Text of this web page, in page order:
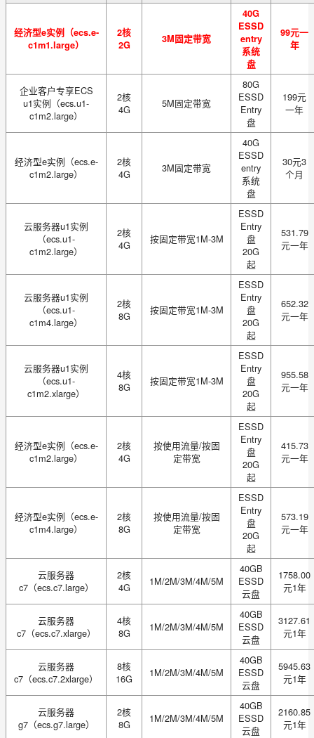
经济型e实例（ecs.e-
c1m1.large）
2核
2G
3M固定带宽
40G
ESSD
entry
系统
盘
99元一
年
企业客户专享ECS
u1实例（ecs.u1-
c1m2.large）
2核
4G
5M固定带宽
80G
ESSD
Entry
盘
199元
一年
经济型e实例（ecs.e-
c1m2.large）
2核
4G
3M固定带宽
40G
ESSD
entry
系统
盘
30元3
个月
云服务器u1实例
（ecs.u1-
c1m2.large）
2核
4G
按固定带宽1M-3M
ESSD
Entry
盘
20G
起
531.79
元一年
云服务器u1实例
（ecs.u1-
c1m4.large）
2核
8G
按固定带宽1M-3M
ESSD
Entry
盘
20G
起
652.32
元一年
云服务器u1实例
（ecs.u1-
c1m2.xlarge）
4核
8G
按固定带宽1M-3M
ESSD
Entry
盘
20G
起
955.58
元一年
经济型e实例（ecs.e-
c1m2.large）
2核
4G
按使用流量/按固
定带宽
ESSD
Entry
盘
20G
起
415.73
元一年
经济型e实例（ecs.e-
c1m4.large）
2核
8G
按使用流量/按固
定带宽
ESSD
Entry
盘
20G
起
573.19
元一年
云服务器
c7（ecs.c7.large）
2核
4G
1M/2M/3M/4M/5M
40GB
ESSD
云盘
1758.00
元1年
云服务器
c7（ecs.c7.xlarge）
4核
8G
1M/2M/3M/4M/5M
40GB
ESSD
云盘
3127.61
元1年
云服务器
c7（ecs.c7.2xlarge）
8核
16G
1M/2M/3M/4M/5M
40GB
ESSD
云盘
5945.63
元1年
云服务器
g7（ecs.g7.large）
2核
8G
1M/2M/3M/4M/5M
40GB
ESSD
云盘
2160.85
元1年